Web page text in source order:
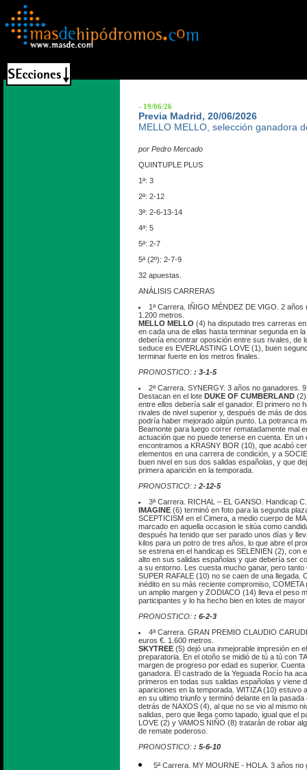
- 19/06/26
Previa Madrid, 20/06/2026
MELLO MELLO, selección ganadora
por Pedro Mercado
QUINTUPLE PLUS
1ª: 3
2ª: 2-12
3ª: 2-6-13-14
4ª: 5
5ª: 2-7
5ª (2º): 2-7-9
32 apuestas.
ANÁLISIS CARRERAS
1ª Carrera. IÑIGO MÉNDEZ DE VIGO. 2 años
1.200 metros.
MELLO MELLO (4) ha disputado tres carreras
en cada una de ellas hasta terminar segunda en
debería encontrar oposición entre sus rivales, de
seduce es EVERLASTING LOVE (1), buen
terminar fuerte en los metros finales.
PRONOSTICO: : 3-1-5
2ª Carrera. SYNERGY. 3 años no ganadores.
Destacan en el lote DUKE OF CUMBERLAND
entre ellos debería salir el ganador. El primero no
rivales de nivel superior y, después de más de
podría haber mejorado algún punto. La potranca
Beamonte para luego correr rematadamente mal
actuación que no puede tenerse en cuenta. En un
encontramos a KRASNY BOR (10), que acabó
elementos en una carrera de condición, y a
buen nivel en sus dos salidas españolas, y que
primera aparición en la temporada.
PRONOSTICO: : 2-12-5
3ª Carrera. RICHAL – EL GANSO. Handicap
IMAGINE (6) terminó en foto para la segunda
SCEPTICISM en el Cimera, a medio cuerpo de
marcado en aquella occasion le sitúa como
después ha tenido que ser parado unos días y
kilos para un potro de tres años, lo que abre el
se estrena en el handicap es SELENIEN (2), con
alto en sus salidas españolas y que debería ser
a su entorno. Les cuesta mucho ganar, pero
SUPER RAFALE (10) no se caen de una llegada.
inédito en su más reciente compromiso,
un amplio margen y ZODIACO (14) lleva el peso
participantes y lo ha hecho bien en lotes de mayor
PRONOSTICO: : 6-2-3
4ª Carrera. GRAN PREMIO CLAUDIO
euros €. 1.600 metros.
SKYTREE (5) dejó una inmejorable impresión en
preparatoria. En el otoño se midió de tú a tú con
margen de progreso por edad es superior.
ganadora. El castrado de la Yeguada Rocío ha
primeros en todas sus salidas españolas y viene
apariciones en la temporada. WITIZA (10) estuvo
en su ultimo triunfo y terminó delante en la
detrás de NAXOS (4), al que no se vio al mismo
salidas, pero que llega como tapado, igual que el
LOVE (2) y VAMOS NIÑO (8) tratarán de robar
de remate poderoso.
PRONOSTICO: : 5-6-10
5ª Carrera. MY MOURNE - HOLA. 3 años no